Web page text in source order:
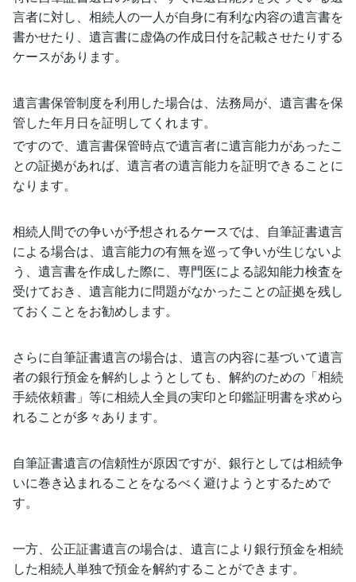
言者に対し、相続人の一人が自身に有利な内容の遺言書を
書かせたり、遺言書に虚偽の作成日付を記載させたりする
ケースがあります。
遺言書保管制度を利用した場合は、法務局が、遺言書を保
管した年月日を証明してくれます。
ですので、遺言書保管時点で遺言者に遺言能力があったこ
との証拠があれば、遺言者の遺言能力を証明できることに
なります。
相続人間での争いが予想されるケースでは、自筆証書遺言
による場合は、遺言能力の有無を巡って争いが生じないよ
う、遺言書を作成した際に、専門医による認知能力検査を
受けておき、遺言能力に問題がなかったことの証拠を残し
ておくことをお勧めします。
さらに自筆証書遺言の場合は、遺言の内容に基づいて遺言
者の銀行預金を解約しようとしても、解約のための「相続
手続依頼書」等に相続人全員の実印と印鑑証明書を求めら
れることが多々あります。
自筆証書遺言の信頼性が原因ですが、銀行としては相続争
いに巻き込まれることをなるべく避けようとするためで
す。
一方、公正証書遺言の場合は、遺言により銀行預金を相続
した相続人単独で預金を解約することができます。